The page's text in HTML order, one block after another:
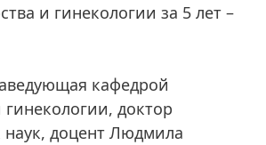
и гинекологии за 5 лет –
кафедрой
доктор
доцент Людмила